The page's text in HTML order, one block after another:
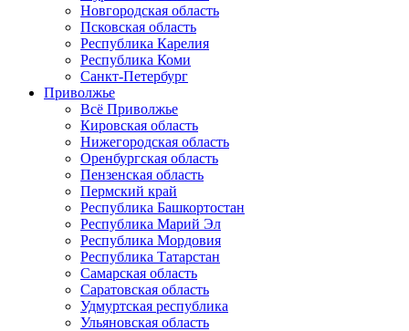
Новгородская область
Псковская область
Республика Карелия
Республика Коми
Санкт-Петербург
Приволжье
Всё Приволжье
Кировская область
Нижегородская область
Оренбургская область
Пензенская область
Пермский край
Республика Башкортостан
Республика Марий Эл
Республика Мордовия
Республика Татарстан
Самарская область
Саратовская область
Удмуртская республика
Ульяновская область